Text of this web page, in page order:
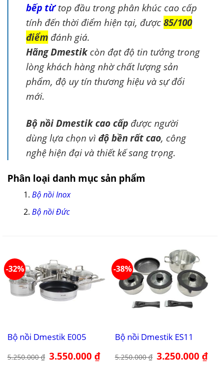
bếp từtop đầu trong phân khúc cao cấp
tính đến thời điểm hiện tại, được85/100
điểm đánh giá.
Hãng Dmestikcòn đạt độ tin tưởng trong
lòng khách hàng nhờ chất lượng sản
phẩm, độ uy tín thương hiệu và sự đổi
mới.
Bộ nồi Dmestik cao cấp được người
dùng lựa chọn vìđộ bền rất cao, công
nghệ hiện đại và thiết kế sang trọng.
Phân loại danh mục sản phẩm
Bộ nồi Inox
Bộ nồi Đức
-32%
Bộ nồi Dmestik E005
5.250.000₫ Giá
gốc
3.550.000₫Giá
hiện
-38%
Bộ nồi Dmestik ES11
5.250.000₫ Giá
gốc
3.250.000₫Giá